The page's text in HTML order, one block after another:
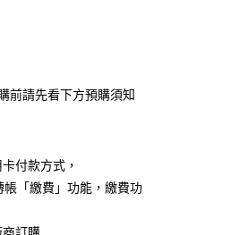
2家銀行
前請先看下方預購須知
付款方式，
「繳費」功能，繳費功